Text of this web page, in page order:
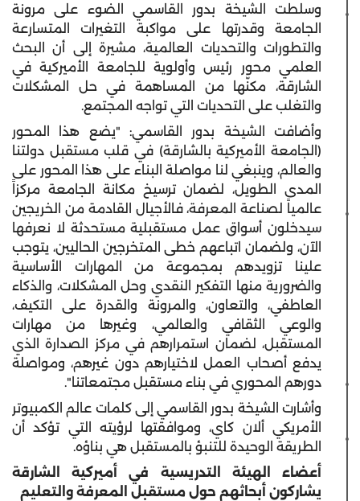
وسلطت الشيخة بدور القاسمي الضوء على مرونة
الجامعة وقدرتها على مواكبة التغيرات المتسارعة
والتطورات والتحديات العالمية، مشيرة إلى أن البحث
العلمي محور رئيس وأولوية للجامعة
الأميركيةفي
الشارقة، مكنّها من المساهمة في حل المشكلات
والتغلب على التحديات التي تواجه المجتمع.
وأضافت الشيخة بدور القاسمي: "يضع هذا المحور
(الجامعة
الأميركيةبالشارقة) في قلب مستقبل دولتنا
والعالم، وينبغي لنا مواصلة البناء على هذا المحور على
المدى الطويل، لضمان ترسيخ مكانة الجامعة مركزاً
عالمياً لصناعة المعرفة، فالأجيال القادمة من الخريجين
سيدخلون أسواق عمل مستقبلية مستحدثة لا نعرفها
الآن، ولضمان اتباعهم خطى المتخرجين الحاليين، يتوجب
علينا تزويدهم بمجموعة من المهارات الأساسية
والضرورية منها التفكير النقدي وحل المشكلات، والذكاء
العاطفي، والتعاون، والمرونة والقدرة على التكيف،
والوعي الثقافي والعالمي، وغيرها من مهارات
المستقبل، لضمان استمرارهم في مركز الصدارة الذي
يدفع أصحاب العمل لاختيارهم دون غيرهم، ومواصلة
دورهم المحوري في بناء مستقبل مجتمعاتنا".
وأشارت الشيخة بدور القاسمي إلى كلمات عالم الكمبيوتر
الأمريكي ألان كاي، وموافقتها لرؤيته التي تؤكد أن
الطريقة الوحيدة للتنبؤ بالمستقبل هي بناؤه.
أعضاء الهيئة التدريسية في أميركيةالشارقة
يشاركون أبحاثهم حول مستقبل المعرفة والتعليم